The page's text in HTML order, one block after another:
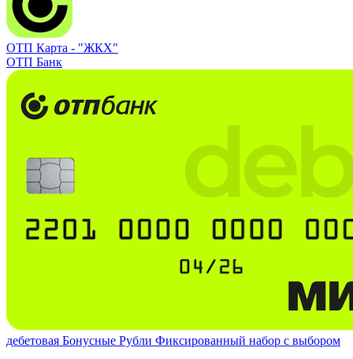
ОТП Карта - "ЖКХ"
ОТП Банк
дебетовая Бонусные Рубли Фиксированный набор с выбором